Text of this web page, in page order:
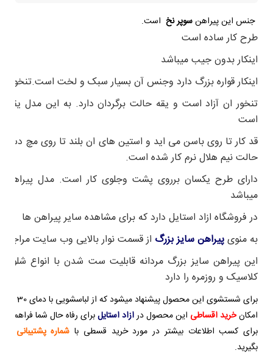
جنس این پیراهنسوپر نخ است.
طرح کار ساده است
اینکار بدون جیب میباشد
اینکار قواره بزرگ دارد وجنس آن بسیار سبک و لخت
تنخور ان آزاد است و یقه حالت برگردان دارد. به این مدل یقه
است
قد کار تا روی باسن می اید و استین های ان بلند تا روی مچ
حالت نیم هلال نرم کار شده است.
دارای طرح یکسان برروی پشت وجلوی کار است. مدل پیراهن
میباشد
در فروشگاه ازاد استایل دارد که برای مشاهده سایر پیراهن ها
به منویپیراهن سایز بزرگ از قسمت نوار بالایی وب سایت مراجعه
این پیراهن سایز بزرگ مردانهقابلیت ست شدن با انواع
کلاسیک و روزمره را دارد
برای شستشوی این محصول پیشنهاد میشود که از لباسشویی با دمای 30 درجه داده شود.
امکانخرید اقساطی این محصول درازاد استایلبرای رفاه حال شما فراهم
برای کسب اطلاعات بیشتر در مورد خرید قسطی با شماره پشتیبانی (09122376553
بگیرید.